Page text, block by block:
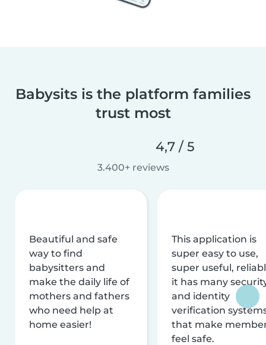
Babysits is the platform families
trust most
4,7 / 5
3.400+ reviews
Beautiful and safe
way to find
babysitters and
make the daily life of
mothers and fathers
who need help at
home easier!
This application is
super easy to use,
super useful,
it has many
and identity
verification
that make
feel safe.